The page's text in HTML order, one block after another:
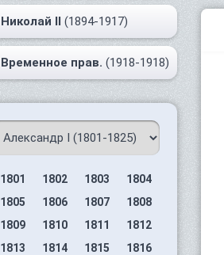
Николай II (1894-1917)
Временное прав. (1918-1918)
1801 1802 1803
1804
1805
1806 1807
1808
1809
1810 1811
1812
1813
1814 1815
1816